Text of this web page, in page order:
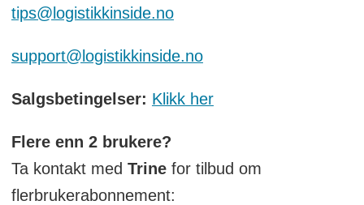
tips@logistikkinside.no
support@logistikkinside.no
Salgsbetingelser: Klikk her
Flere enn 2 brukere?
Ta kontakt med Trinefor tilbud om
flerbrukerabonnement: